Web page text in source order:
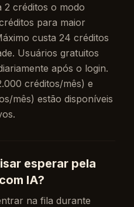
2 créditos o modo
para maior
custa 24 créditos
Usuários gratuitos
após o login.
créditos/mês) e
mês) estão disponíveis
esperar pela
IA?
na fila durante